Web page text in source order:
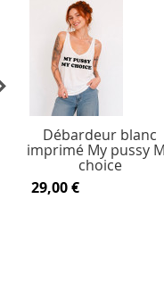
Débardeur blanc
imprimé My pussy
choice
29,00 €